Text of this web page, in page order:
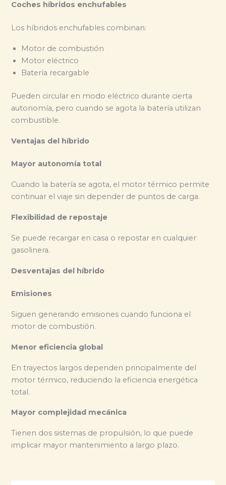
Coches híbridos enchufables
Los híbridos enchufables combinan:
Motor de combustión
Motor eléctrico
Batería recargable
Pueden circular en modo eléctrico durante cierta
autonomía, pero cuando se agota la batería utilizan
combustible.
Ventajas del híbrido
Mayor autonomía total
Cuando la batería se agota, el motor térmico permite
continuar el viaje sin depender de puntos de carga.
Flexibilidad de repostaje
Se puede recargar en casa o repostar en cualquier
gasolinera.
Desventajas del híbrido
Emisiones
Siguen generando emisiones cuando funciona el
motor de combustión.
Menor eficiencia global
En trayectos largos dependen principalmente del
motor térmico, reduciendo la eficiencia energética
total.
Mayor complejidad mecánica
Tienen dos sistemas de propulsión, lo que puede
implicar mayor mantenimiento a largo plazo.